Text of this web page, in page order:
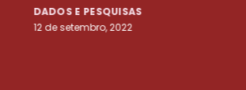
DADOS E PESQUISAS
12 de setembro, 2022